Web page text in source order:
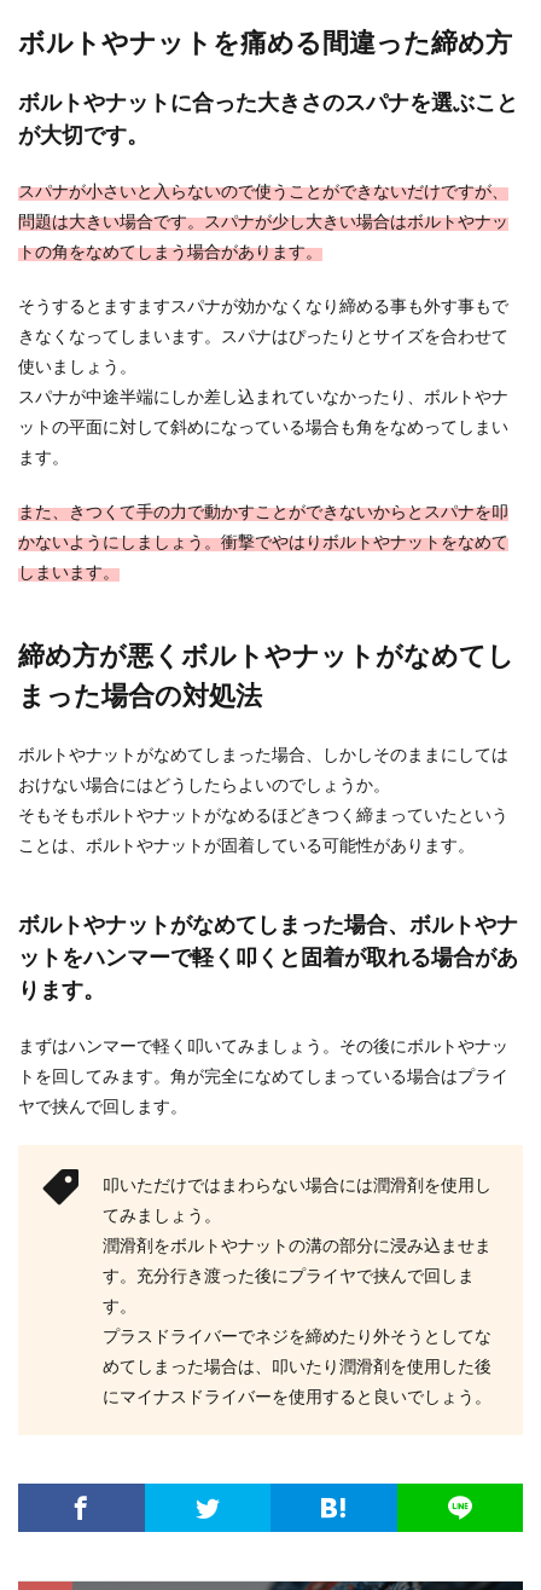
ボルトやナットを痛める間違った締め方
ボルトやナットに合った大きさのスパナを選ぶこと
が大切です。
スパナが小さいと入らないので使うことができないだけですが、
問題は大きい場合です。スパナが少し大きい場合はボルトやナッ
トの角をなめてしまう場合があります。
そうするとますますスパナが効かなくなり締める事も外す事もで
きなくなってしまいます。スパナはぴったりとサイズを合わせて
使いましょう。
スパナが中途半端にしか差し込まれていなかったり、ボルトやナ
ットの平面に対して斜めになっている場合も角をなめってしまい
ます。
また、きつくて手の力で動かすことができないからとスパナを叩
かないようにしましょう。衝撃でやはりボルトやナットをなめて
しまいます。
締め方が悪くボルトやナットがなめてし
まった場合の対処法
ボルトやナットがなめてしまった場合、しかしそのままにしては
おけない場合にはどうしたらよいのでしょうか。
そもそもボルトやナットがなめるほどきつく締まっていたという
ことは、ボルトやナットが固着している可能性があります。
ボルトやナットがなめてしまった場合、ボルトやナ
ットをハンマーで軽く叩くと固着が取れる場合があ
ります。
まずはハンマーで軽く叩いてみましょう。その後にボルトやナッ
トを回してみます。角が完全になめてしまっている場合はプライ
ヤで挟んで回します。
叩いただけではまわらない場合には潤滑剤を使用し
てみましょう。
潤滑剤をボルトやナットの溝の部分に浸み込ませま
す。充分行き渡った後にプライヤで挟んで回しま
す。
プラスドライバーでネジを締めたり外そうとしてな
めてしまった場合は、叩いたり潤滑剤を使用した後
にマイナスドライバーを使用すると良いでしょう。